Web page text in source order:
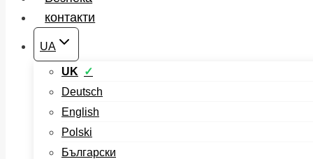
контакти
UA
UK
Deutsch
English
Polski
Български